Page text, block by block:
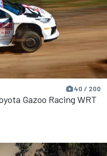
40 / 200
Gazoo Racing WRT